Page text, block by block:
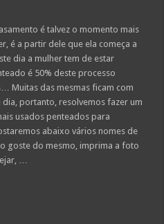
é talvez o momento mais
é a partir dele que ela começa a
dia a mulher tem de estar
é 50% deste processo
Muitas das mesmas ficam com
portanto, resolvemos fazer um
usados penteados para
abaixo vários nomes de
goste do mesmo, imprima a foto
…